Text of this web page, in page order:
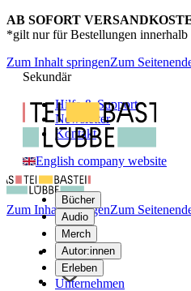
AB SOFORT
*gilt nur für Bestellungen innerhalb
Zum Inhalt springenZum
Sekundär
Hilfe & Support
Newsletter
Kontakt
English company website
Bücher
Audio
Merch
Autor:innen
Erleben
Unternehmen
Zum Inhalt springenZum